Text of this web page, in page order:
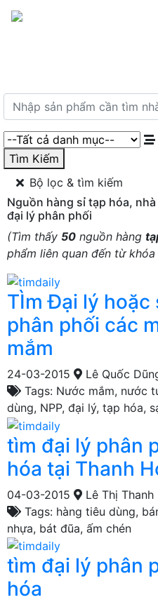
Tìm Kiếm
Bộ lọc & tìm kiếm
Nguồn hàng sỉ tạp hóa,
đại lý phân phối
(Tìm thấy 50 nguồn hàng
phẩm liên quan đến từ khóa
TÌm Đại lý hoặc
phân phối các
mắm
24-03-2015
Lê Quốc
Tags: Nước mắm, nước
dùng, NPP, đại lý, tạp hóa,
tìm đại lý phân
hóa tại Thanh
04-03-2015
Lê Thị Thanh
Tags: hàng tiêu dùng,
nhựa, bát đũa, ấm chén
tìm đại lý phân
hóa